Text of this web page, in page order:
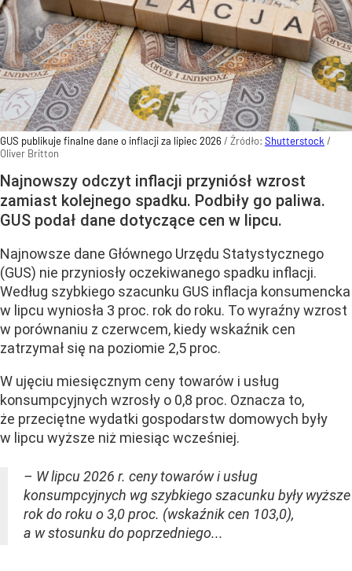
GUS publikuje finalne dane o inflacji za lipiec 2026 / Źródło: Shutterstock /
Oliver Britton
Najnowszy odczyt inflacji przyniósł wzrost
zamiast kolejnego spadku. Podbiły go paliwa.
GUS podał dane dotyczące cen w lipcu.
Najnowsze dane Głównego Urzędu Statystycznego
(GUS) nie przyniosły oczekiwanego spadku inflacji.
Według szybkiego szacunku GUS inflacja konsumencka
w lipcu wyniosła 3 proc. rok do roku. To wyraźny wzrost
w porównaniu z czerwcem, kiedy wskaźnik cen
zatrzymał się na poziomie 2,5 proc.
W ujęciu miesięcznym ceny towarów i usług
konsumpcyjnych wzrosły o 0,8 proc. Oznacza to,
że przeciętne wydatki gospodarstw domowych były
w lipcu wyższe niż miesiąc wcześniej.
– W lipcu 2026 r. ceny towarów i usług
konsumpcyjnych wg szybkiego szacunku były wyższe
rok do roku o 3,0 proc. (wskaźnik cen 103,0),
a w stosunku do poprzedniego...